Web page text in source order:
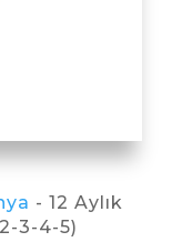
- 12 Aylık
3-4-5)